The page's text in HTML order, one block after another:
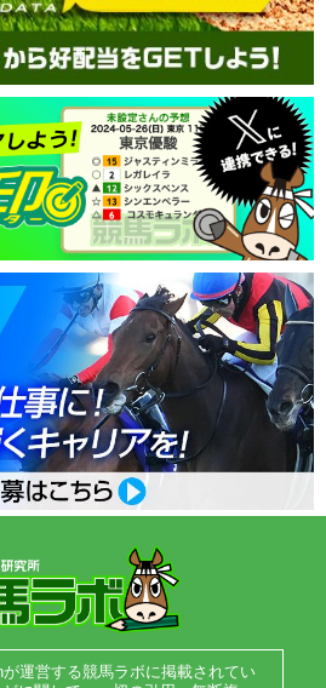
運営する競馬ラボに掲載されてい